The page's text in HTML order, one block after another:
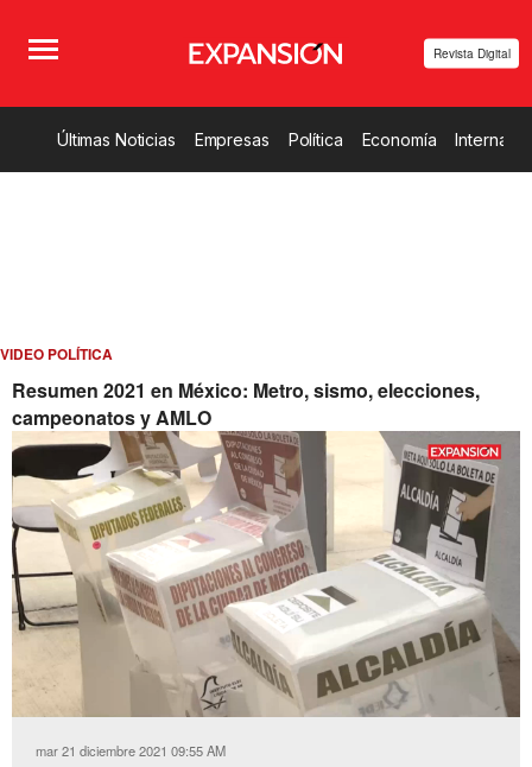
Revista Digital
Últimas Noticias Empresas Política Economía
VIDEO POLÍTICA
Resumen 2021 en México: Metro, sismo, elecciones,
campeonatos y AMLO
6.41%
mar 21 diciembre 2021 09:55 AM